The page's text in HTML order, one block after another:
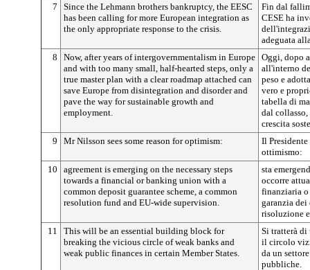
7
Since the Lehmann brothers bankruptcy, the EESC
has been calling for more European integration as
the only appropriate response to the crisis.
Fin dal
CESE ha
adeguata
8
Now, after years of intergovernmentalism in Europe
and with too many small, half-hearted steps, only a
true master plan with a clear roadmap attached can
save Europe from disintegration and disorder and
pave the way for sustainable growth and
employment.
Oggi, dopo
all'interno
peso e
vero e
tabella di
dal collasso,
crescita
9
Mr Nilsson sees some reason for optimism:
Il
ottimismo:
10
agreement is emerging on the necessary steps
towards a financial or banking union with a
common deposit guarantee scheme, a common
resolution fund and EU-wide supervision.
sta
occorre
finanziaria o
garanzia
risoluzione
11
This will be an essential building block for
breaking the vicious circle of weak banks and
weak public finances in certain Member States.
Si tratterà di
il circolo
da un
pubbliche.